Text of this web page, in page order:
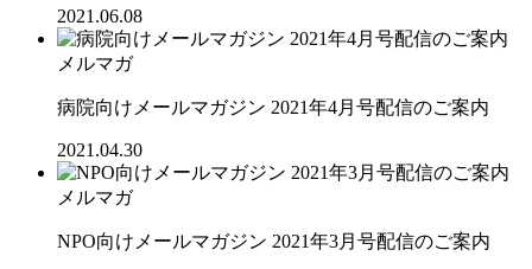
2021.06.08
メルマガ
病院向けメールマガジン 2021年4月号配信のご案内
2021.04.30
メルマガ
NPO向けメールマガジン 2021年3月号配信のご案内